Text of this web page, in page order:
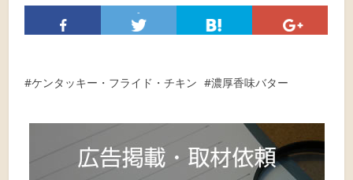
-
ケンタッキー・フライド・チキン 濃厚香味バター